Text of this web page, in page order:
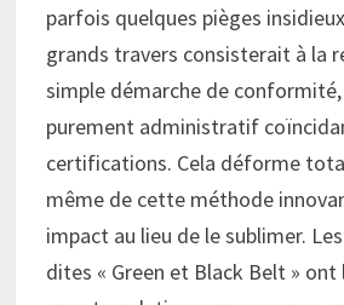
parfois quelques pièges
grands travers consisterait à la
simple démarche de
purement administratif
certifications. Cela déforme
même de cette méthode
impact au lieu de le sublimer.
dites « Green et Black Belt »